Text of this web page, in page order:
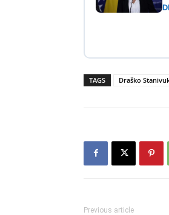
TAGS Draško
Previous article